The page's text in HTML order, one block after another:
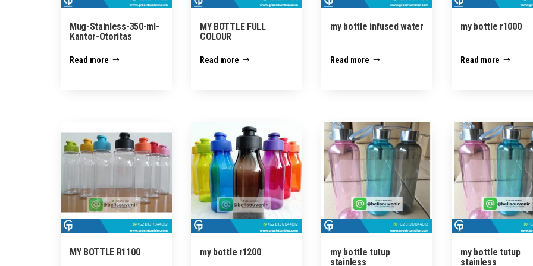
Mug-Stainless-350-ml-
Kantor-Otoritas
Read more
MY BOTTLE FULL
COLOUR
Read more
my bottle infused water
Read more
my bottle r1000
Read more
MY BOTTLE R1100 my bottle r1200
my bottle tutup
stainless
my bottle tutup
stainless